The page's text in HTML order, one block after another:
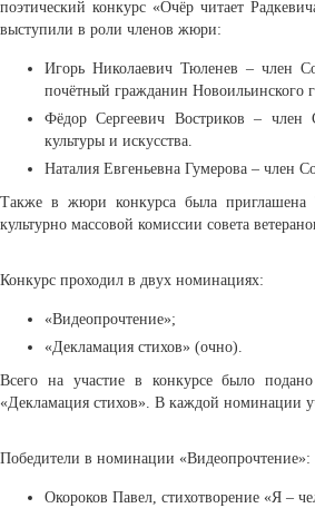
поэтический конкурс «Очёр читает
выступили в роли членов жюри:
Игорь Николаевич Тюленев – член
почётный гражданин Новоильинского
Фёдор Сергеевич Востриков – член
культуры и искусства.
Наталия Евгеньевна Гумерова – член
Также в жюри конкурса была приглашена
культурно массовой комиссии совета
Конкурс проходил в двух номинациях:
«Видеопрочтение»;
«Декламация стихов» (очно).
Всего на участие в конкурсе было
«Декламация стихов». В каждой номинации
Победители в номинации «Видеопрочтение»:
Окороков Павел, стихотворение «Я